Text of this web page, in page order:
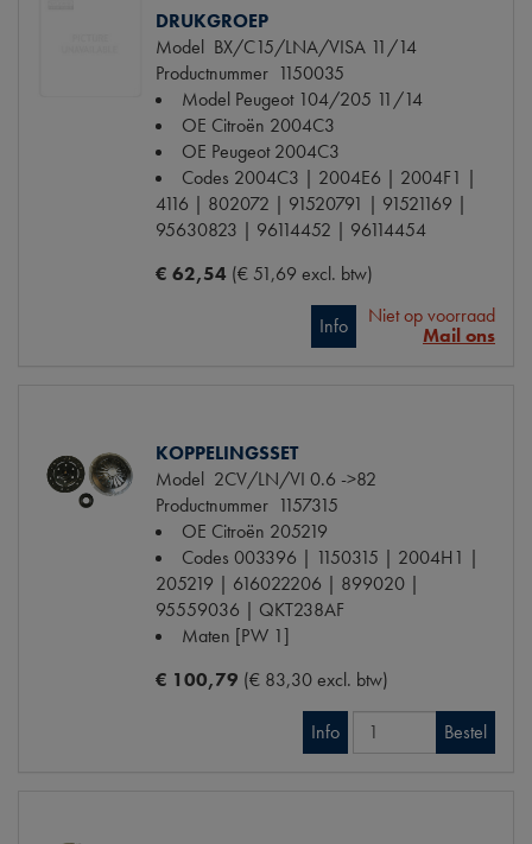
DRUKGROEP
Model BX/C15/LNA/VISA 11/14
Productnummer 1150035
Model Peugeot 104/205 11/14
OE Citroën 2004C3
OE Peugeot 2004C3
Codes 2004C3 | 2004E6 | 2004F1 |
4116 | 802072 | 91520791 | 91521169 |
95630823 | 96114452 | 96114454
€ 62,54 (€ 51,69 excl. btw)
Info
Niet op voorraad
Mail ons
KOPPELINGSSET
Model 2CV/LN/VI 0.6 ->82
Productnummer 1157315
OE Citroën 205219
Codes 003396 | 1150315 | 2004H1 |
205219 | 616022206 | 899020 |
95559036 | QKT238AF
Maten [PW 1]
€ 100,79 (€ 83,30 excl. btw)
Info Bestel